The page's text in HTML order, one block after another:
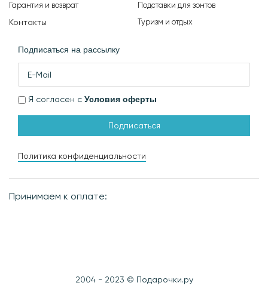
Гарантия и возврат
Контакты
Подставки для зонтов
Туризм и отдых
Подписаться на рассылку
Я согласен с Условия оферты
Подписаться
Политика конфиденциальности
Принимаем к оплате:
2004 - 2023 © Подарочки.ру